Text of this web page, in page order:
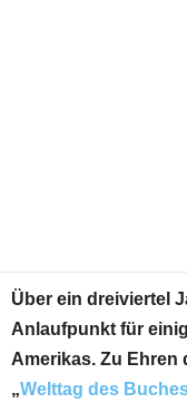
Über ein dreiviertel
Anlaufpunkt für
Amerikas. Zu Ehren
„Welttag des